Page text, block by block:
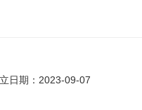
日期：2023-09-07